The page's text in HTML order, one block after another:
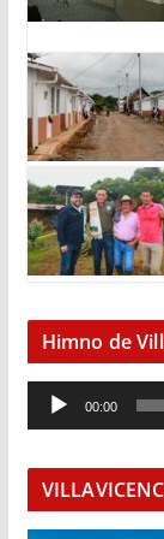
Himno de
e
o
00:00